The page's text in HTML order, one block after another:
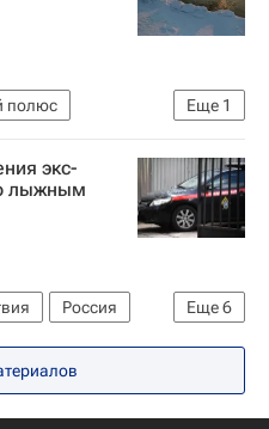
Еще 1
полюс
экс-
лыжным
Еще6
Россия
Горелых